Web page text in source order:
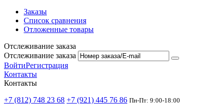
Заказы
Список сравнения
Отложенные товары
Отслеживание заказа
Отслеживание заказа
ВойтиРегистрация
Контакты
Контакты
+7 (812) 748 23 68 +7 (921) 445 76 86 Пн-Пт: 9:00-18:00